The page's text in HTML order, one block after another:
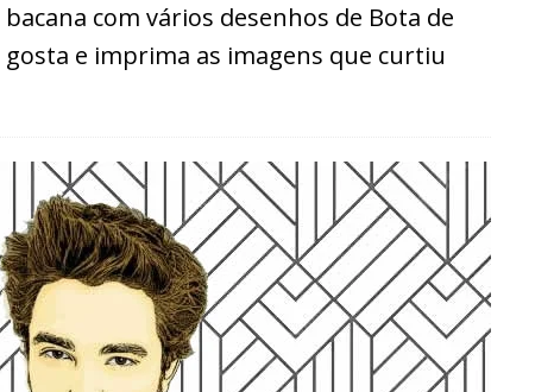
com vários desenhos de Bota de
e imprima as imagens que curtiu